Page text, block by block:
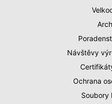
Návštěvy
Ochrana
Soubory